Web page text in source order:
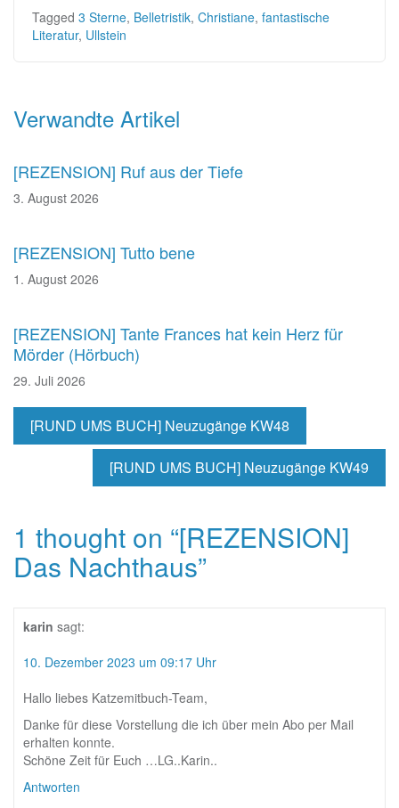
Tagged 3 Sterne, Belletristik, Christiane, fantastische
Literatur, Ullstein
Verwandte Artikel
[REZENSION] Ruf aus der Tiefe
3. August 2026
[REZENSION] Tutto bene
1. August 2026
[REZENSION] Tante Frances hat kein Herz für
Mörder (Hörbuch)
29. Juli 2026
Beitragsnavigation
[RUND UMS BUCH] Neuzugänge KW48
[RUND UMS BUCH] Neuzugänge KW49
1 thought on “[REZENSION]
Das Nachthaus”
karin sagt:
10. Dezember 2023 um 09:17 Uhr
Hallo liebes Katzemitbuch-Team,
Danke für diese Vorstellung die ich über mein Abo per Mail
erhalten konnte.
Schöne Zeit für Euch …LG..Karin..
Antworten